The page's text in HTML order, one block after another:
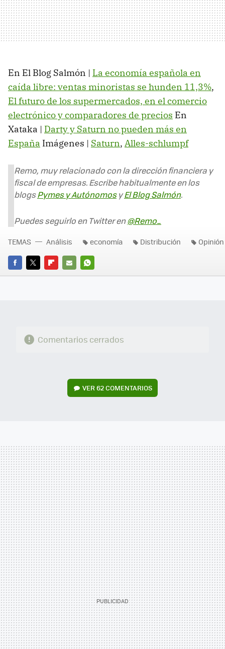
En El Blog Salmón | La economía española en
caída libre: ventas minoristas se hunden 11,3%,
El futuro de los supermercados, en el comercio
electrónico y comparadores de precios En
Xataka | Darty y Saturn no pueden más en
España Imágenes | Saturn, Alles-schlumpf
Remo, muy relacionado con la dirección financiera y
fiscal de empresas. Escribe habitualmente en los
blogsPymes y AutónomosyEl Blog Salmón.
Puedes seguirlo en Twitter en@Remo_
FACEBOOK
TWITTERFLIPBOARD
E-
WHATSAPP
TEMAS Análisis economía Distribución Opinión
Comentarios cerrados
VER62 COMENTARIOS